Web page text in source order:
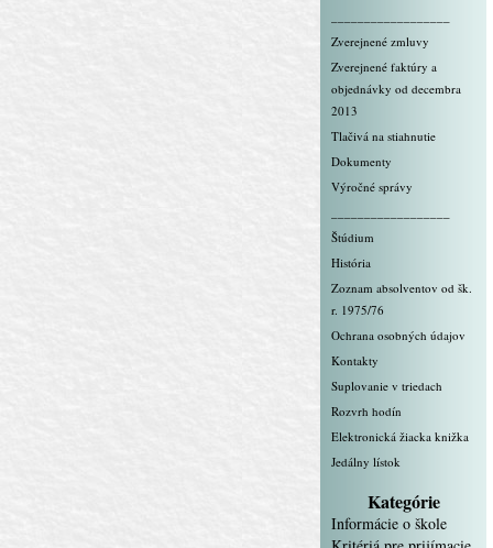
Zverejnené zmluvy
Zverejnené faktúry a
objednávky od decembra
2013
Tlačivá na stiahnutie
Dokumenty
Výročné správy
Štúdium
História
Zoznam absolventov od šk.
r. 1975/76
Ochrana osobných údajov
Kontakty
Suplovanie v triedach
Rozvrh hodín
Elektronická žiacka knižka
Jedálny lístok
Kategórie
Informácie o škole